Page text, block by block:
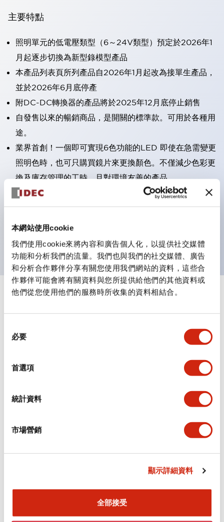
本網站使用cookie
我們使用cookie來將內容和廣告個人化，以提供社交媒體
功能和分析我們的流量。我們也與我們的社交媒體、廣告
和分析合作夥伴分享有關您使用我們網站的資料，這些合
作夥伴可能會將有關資料與您所提供給他們的其他資料或
他們從您使用他們的服務時所收集的資料相結合。
必要
首選項
統計資料
市場營銷
顯示詳細資料
全部接受
主要特點
照明單元的低電壓類型（6～24V類型）預定於2026年1
月起逐步切換為新型錄模型產品
本產品列表頁所列產品自2026年1月起改為接單生產品，
並於2026年6月底停產
附DC-DC轉換器的產品將於2025年12月底停止銷售
自發售以來的暢銷商品，是開關的標準款。可用於各種用
途。
業界首創！一個即可實現6色功能的LED 即使在急需變更
照明色時，也可只購買鏡片來更換顏色。不僅減少色彩更
換及庫存管理的工時，且對環境友善的產品。
易於使用的接點塊：IP20防指保護結構，簡易安裝／拆
卸，防止螺絲脫落，可選擇兩方向配線
防護結構IP65、IP40（IEC 60529）
主要機種具備UL、CSA認證及符合EN標準。
規格
功能規格
機械規格
安裝和安裝規範
文件和檔案